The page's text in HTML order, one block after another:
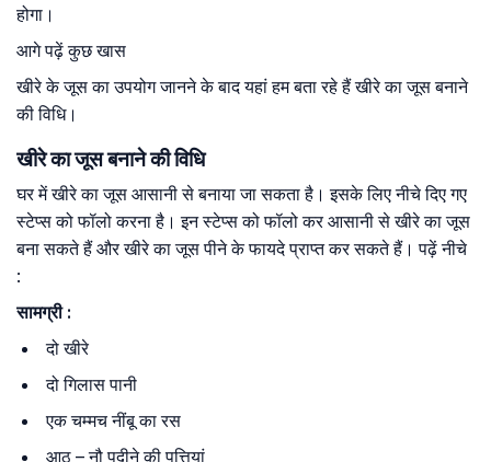
होगा।
आगे पढ़ें कुछ खास
खीरे के जूस का उपयोग जानने के बाद यहां हम बता रहे हैं खीरे का जूस बनाने
की विधि।
खीरे का जूस बनाने की विधि
घर में खीरे का जूस आसानी से बनाया जा सकता है। इसके लिए नीचे दिए गए
स्टेप्स को फॉलो करना है। इन स्टेप्स को फॉलो कर आसानी से खीरे का जूस
बना सकते हैं और खीरे का जूस पीने के फायदे प्राप्त कर सकते हैं। पढ़ें नीचे
:
सामग्री :
दो खीरे
दो गिलास पानी
एक चम्मच नींबू का रस
आठ – नौ पुदीने की पत्तियां